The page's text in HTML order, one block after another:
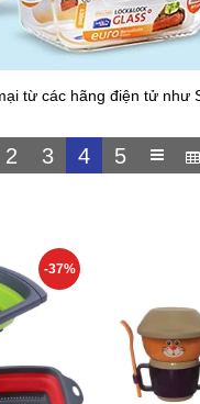
từ các hãng điện tử như
2 3 4 5
-37%